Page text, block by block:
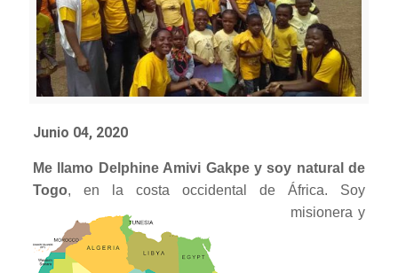
Junio 04, 2020
Me llamo Delphine Amivi Gakpe y soy natural de
Togo, en la costa occidental de África. Soy
misioneray